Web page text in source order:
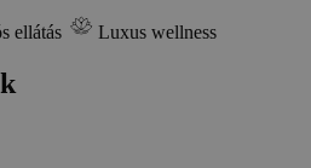
ellátás Luxus wellness